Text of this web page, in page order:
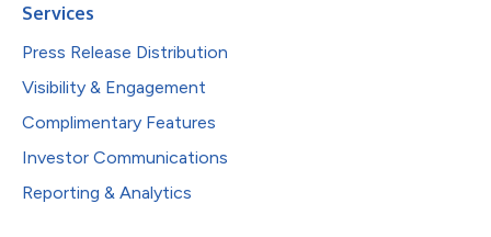
Services
Press Release Distribution
Visibility & Engagement
Complimentary Features
Investor Communications
Reporting & Analytics